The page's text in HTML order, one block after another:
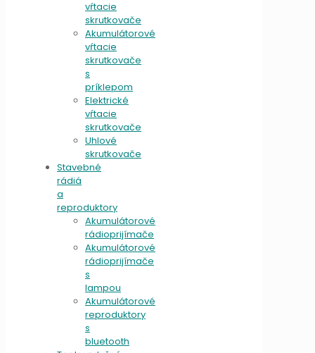
vŕtacie
skrutkovače
Akumulátorové
vŕtacie
skrutkovače
s
príklepom
Elektrické
vŕtacie
skrutkovače
Uhlové
skrutkovače
Stavebné
rádiá
a
reproduktory
Akumulátorové
rádioprijímače
Akumulátorové
rádioprijímače
s
lampou
Akumulátorové
reproduktory
s
bluetooth